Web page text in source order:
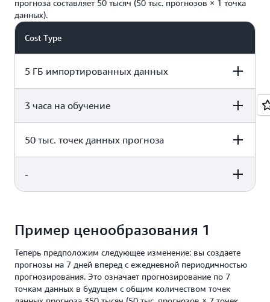
прогноза составляет 50 тысяч (50 тыс. прогнозов × 1 точка
данных).
Cost Type
5 ГБ импортированных данных
Pricing
0,088 USD за ГБ
5 ГБ × 0,088 USD за ГБ = 0,44
USD
3 часа на обучение
Pricing Usage Cost
0,24 USD за час
50 тыс. точек данных прогноза
Pricing
прогноза для первых 100 тыс.
точек данных прогноза
1000 прогнозов =
-
стоимость= 101,16 USD
Пример ценообразования 1
Теперь предположим следующее изменение: вы создаете
прогнозы на 7 дней вперед с ежедневной периодичностью
прогнозирования. Это означает прогнозирование по 7
точкам данных в будущем с общим количеством точек